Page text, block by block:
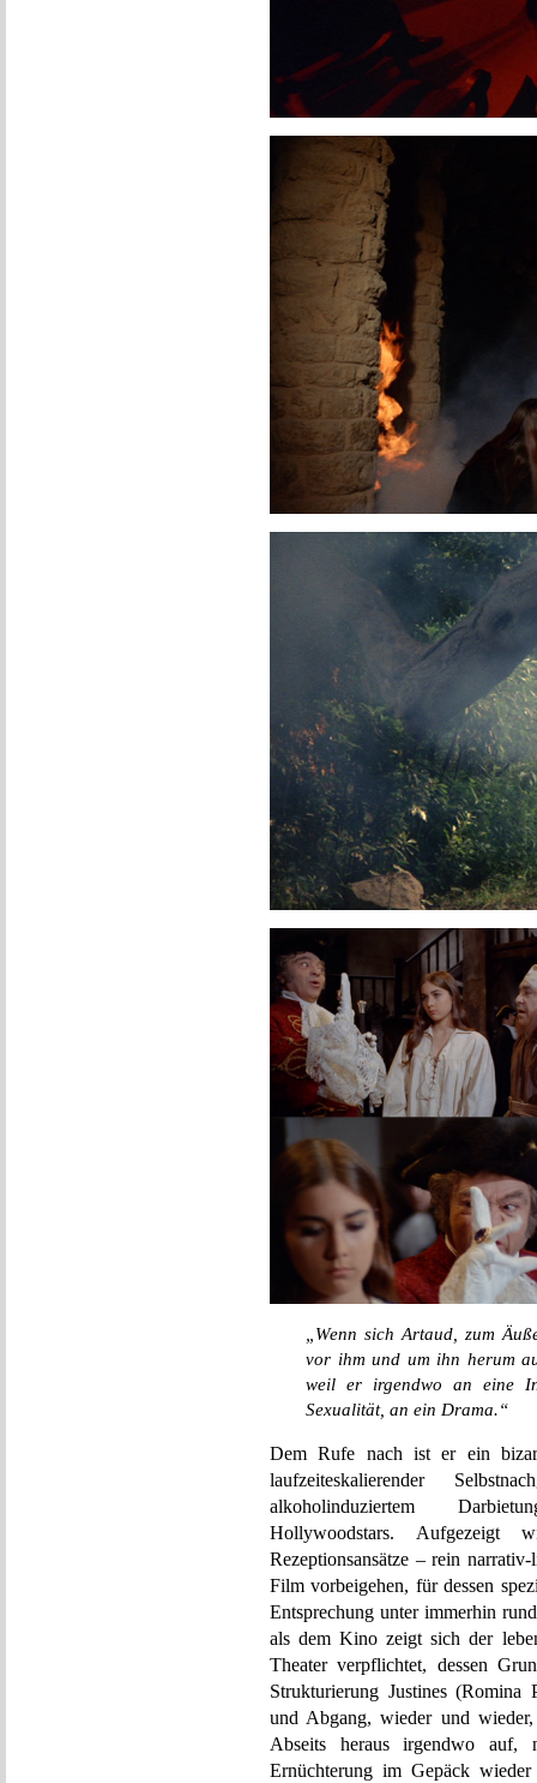
„Wenn sich Artaud, zum
vor ihm und um ihn herum
weil er irgendwo an eine
Sexualität, an ein Drama.“
Dem Rufe nach ist er ein
laufzeiteskalierender
alkoholinduziertem
Hollywoodstars.
Rezeptionsansätze – rein
Film vorbeigehen, für dessen
Entsprechung unter immerhin
als dem Kino zeigt sich der
Theater verpflichtet, dessen
Strukturierung Justines (Romina
und Abgang, wieder und
Abseits heraus irgendwo auf,
Ernüchterung im Gepäck